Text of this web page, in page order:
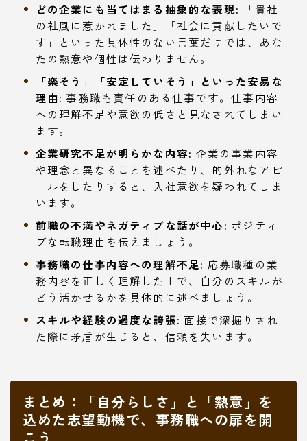
どの企業にも当てはまる抽象的な表現: 「貴社
の社風に惹かれました」「社会に貢献したいで
す」といった具体性のない言葉だけでは、あな
たの熱意や個性は伝わりません。
「楽そう」「安定していそう」といった安易な
理由: 事務職も責任のある仕事です。仕事内容
への理解不足や意欲の低さと見なされてしまい
ます。
企業研究不足が明らかな内容: 企業の事業内容
や理念と異なることを述べたり、的外れなアピ
ールをしたりすると、入社意欲を疑われてしま
います。
前職の不満やネガティブな話が中心: ポジティ
ブな転職理由を伝えましょう。
事務職の仕事内容への理解不足: 応募職種の業
務内容を正しく理解した上で、自分のスキルが
どう活かせるかを具体的に述べましょう。
スキルや経験の過度な誇張: 面接で深掘りされ
た際に矛盾が生じると、信頼を失います。
まとめ：「自分らしさ」と「熱意」を
込めた志望動機で、事務職への扉を開
こう